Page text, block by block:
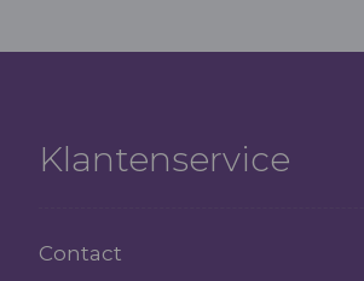
Klantenservice
Contact